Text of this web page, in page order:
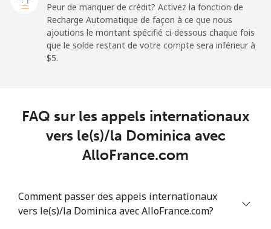
Peur de manquer de crédit? Activez la fonction de
Recharge Automatique de façon à ce que nous
ajoutions le montant spécifié ci-dessous chaque fois
que le solde restant de votre compte sera inférieur à
⁦$5⁩.
FAQ sur les appels internationaux
vers le(s)/la Dominica avec
AlloFrance.com
Comment passer des appels internationaux
vers le(s)/la Dominica avec AlloFrance.com?